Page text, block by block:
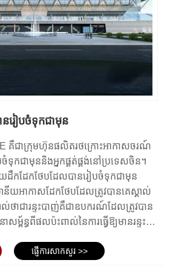
សយានដ្ឋានត្រូវបានរចនាឡើងឱ្យរឹងមាំ ប្រើប្រាស់
ន្ទឹមនឹងនោះក៏ផ្តល់នូវកន្លែងទាក់ទាញ និងមុខងារ
ព្រលានយន្តហោះផងដែរ។ ពួកគេផ្តល់នូវគុណ
ង់ផ្សេងទៀត រួមទាំងល្បឿននៃការសាងសង់
កព្រលានយន្តហោះមានច្រើន និងសំខាន់។ ទីមួយ
ប្រាស់បានយូរ ដែលធ្វើឱ្យវាក្លាយជាជម្រើសដ៏ល្អ
ដ្ឋាន ដែលត្រូវតែទប់ទល់នឹងបន្ទុកធ្ងន់ និងលក្ខ
ធន់នេះធានានូវស្ថេរភាព និងសុវត្ថិភាពរយៈពេល
។
ពបត់បែនក្នុងការរចនា។ ពួកគេអាចត្រូវបានប្ដូរតាម
តាមតម្រូវការជាក់លាក់ និងប្លង់នៃព្រលាន
ឬកន្លែងដាក់ឥវ៉ាន់តូចជាងនោះទេ។ ភាពបត់បែន
ជាតិជាច្រើននៅអគារស្ថានីយ។ សរុបមក
ែលបានធ្វើឱ្យមានស៊ុមដែកផ្តល់អត្ថ
ឱ្យពួកគេក្លាយជាជម្រើសដ៏គួរឱ្យទាក់ទាញ
រៀបចំទុកជាមុន
គឺជាក្រុមហ៊ុនផលិតរថក្រោះអាកាសចរណ៍
ទុកជាមុននិងអ្នកផ្គត់ផ្គង់នៅប្រទេសចិន។
ដឹកដែកថែបដែលបានរៀបចំទុកជាមុន
នីយអាកាសដែកថែបដែលត្រូវបានគេស្គាល់
ល់ថាជារន្ទះបាញ់គឺជាឧបករណ៍ដែលត្រូវបាន
ាសម្ព័ន្ធពីផលប៉ះពាល់នៃការធ្វើឱ្យមានរន្ទះ
កាត់បន្ថយហានិភ័យនៃការរងរបួសដល់
ផ្ញើការសាកសួរ >>